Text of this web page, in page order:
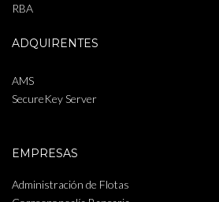
RBA
ADQUIRENTES
AMS
SecureKey Server
EMPRESAS
Administración de Flotas